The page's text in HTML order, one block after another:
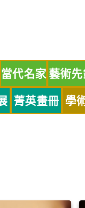
當代名家 藝術
菁英畫冊 學